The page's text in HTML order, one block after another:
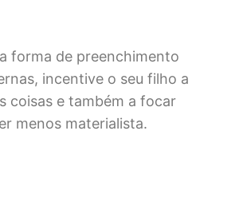
forma de preenchimento
incentive o seu filho a
coisas e também a focar
menos materialista.